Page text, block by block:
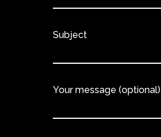
Subject
Your message (optional)